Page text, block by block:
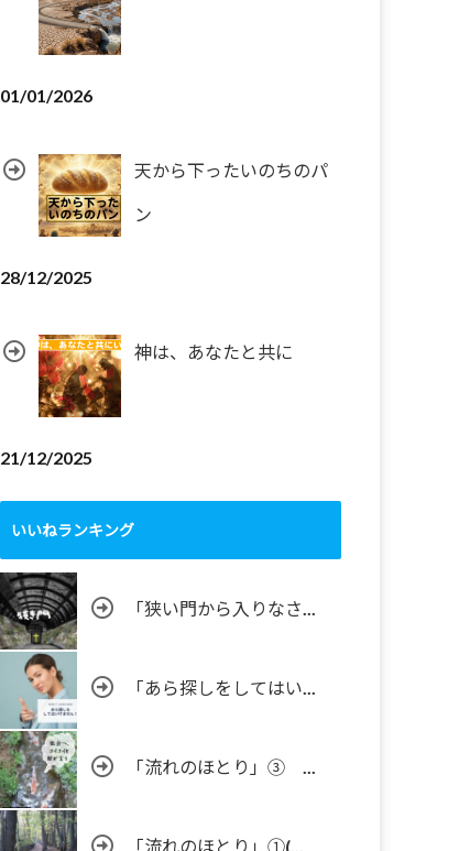
01/01/2026
天から下ったいのちのパ
ン
28/12/2025
神は、あなたと共に
21/12/2025
いいねランキング
「狭い門から入りなさ...
「あら探しをしてはい...
「流れのほとり」③ ...
「流れのほとり」①(...